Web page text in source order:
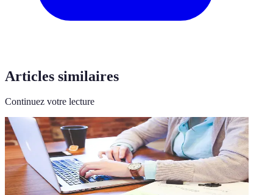
Articles similaires
Continuez votre lecture